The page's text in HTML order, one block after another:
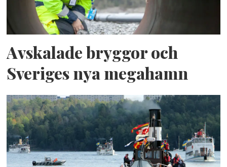
Avskalade bryggor och
Sveriges nya megahamn